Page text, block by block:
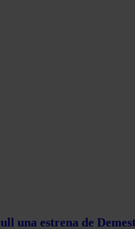
una estrena de